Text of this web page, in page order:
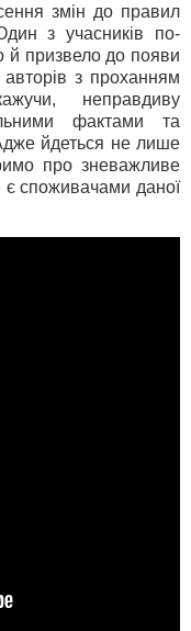
змін до правил
з учасників по-
й призвело до появи
з проханням
неправдиву
фактами та
йдеться не лише
про зневажливе
є споживачами даної